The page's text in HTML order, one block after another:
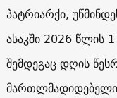
პატრიარქი,
ასაკში 2026 წლის
შემდეგაც დღის
მართლმადიდებელი